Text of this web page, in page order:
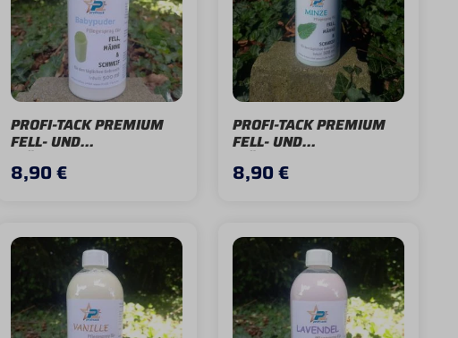
PROFI-TACK PREMIUM
FELL- UND
BABYPUDER
8,90 €
PROFI-TACK PREMIUM
FELL- UND
8,90 €